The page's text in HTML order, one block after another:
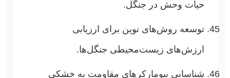
حیات وحش در جنگل.
توسعه روش‌های نوین برای ارزیابی
ارزش‌های زیست‌محیطی جنگل‌ها.
شناسایی بیومارکرهای مقاومت به خشکی